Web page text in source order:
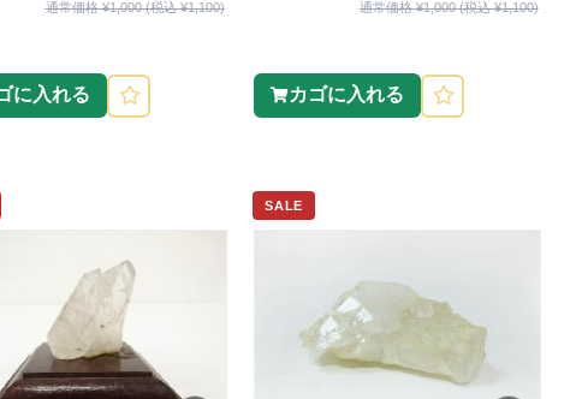
通常価格 ¥1,000 (税込 ¥1,100)
に入れる
通常価格 ¥1,000 (税込 ¥1,100)
カゴに入れる
SALE